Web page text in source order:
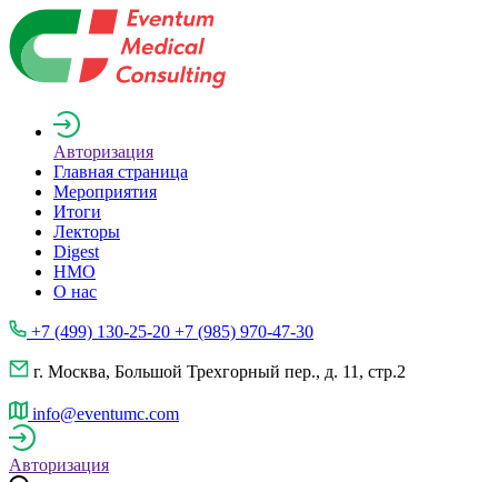
Авторизация
Главная страница
Мероприятия
Итоги
Лекторы
Digest
НМО
О нас
+7 (499) 130-25-20 +7 (985) 970-47-30
г. Москва, Большой Трехгорный пер., д. 11, стр.2
info@eventumc.com
Авторизация